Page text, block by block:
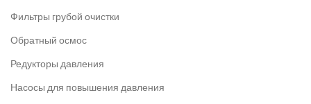
Фильтры грубой очистки
Обратный осмос
Редукторы давления
Насосы для повышения давления